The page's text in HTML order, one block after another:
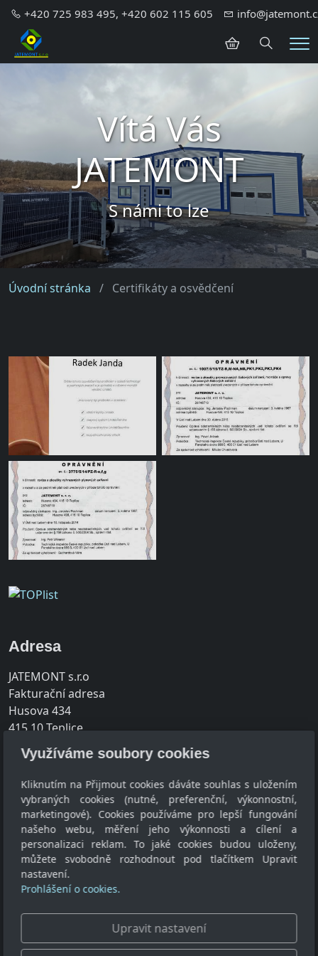
+420 725 983 495, +420 602 115 605
Hledání
Vítá Vás
JATEMONT
S námi to lze
Úvodní stránka Certifikáty a osvědčení
Adresa
JATEMONT s.r.o
Fakturační adresa
Husova 434
415 10 Teplice
Provozovna
Srbice 189
415 01 Teplice
IČ: 28748719
DIČ: CZ28748719
Kontakt
info@jatemont.cz
+420 602 115 605
Využíváme soubory cookies
Kliknutím na Přijmout cookies dáváte souhlas s uložením
vybraných cookies (nutné, preferenční, výkonnostní,
marketingové). Cookies používáme pro lepší fungování
našeho webu, měření jeho výkonnosti a cílení a
personalizaci reklam. To jaké cookies budou uloženy,
můžete svobodně rozhodnout pod tlačítkem Upravit
nastavení.
Prohlášení o cookies.
Upravit nastavení